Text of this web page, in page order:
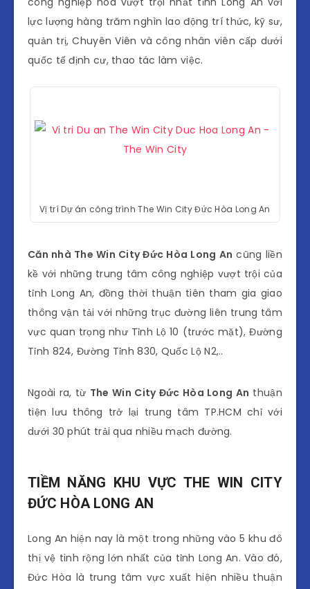
Khời
công/dự
• 2021/2022
Giá bán
• Từ 900 triệu/căn
Pháp lý • Sở hữu lâu dài
lực lượng hàng trăm nghìn lao động trí thức, kỹ sư,
quản trị, Chuyên Viên và công nhân viên cấp dưới
quốc tế định cư, thao tác làm việc.
Vị trí Dự án công trình The Win City Đức Hòa Long An
Căn nhà The Win City Đức Hòa Long An cũng liền
kề với những trung tâm công nghiệp vượt trội của
tỉnh Long An, đồng thời thuận tiên tham gia giao
thông vận tải với những trục đường liên trung tâm
vực quan trọng như Tỉnh Lộ 10 (trước mặt), Đường
Tỉnh 824, Đường Tỉnh 830, Quốc Lộ N2,..
Ngoài ra, từ The Win City Đức Hòa Long An thuận
tiện lưu thông trở lại trung tâm TP.HCM chỉ với
dưới 30 phút trải qua nhiều mạch đường.
TIỀM NĂNG KHU VỰC THE WIN CITY
ĐỨC HÒA LONG AN
Long An hiện nay là một trong những vào 5 khu đô
thị vệ tinh rộng lớn nhất của tỉnh Long An. Vào đó,
Đức Hòa là trung tâm vực xuất hiện nhiều thuận